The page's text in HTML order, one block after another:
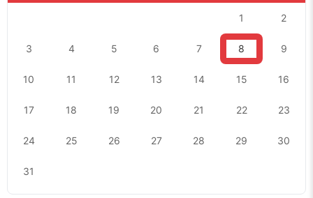
1 2
3 4 5 6 7 8 9
10 11 12 13 14 15 16
17 18 19 20 21 22 23
24 25 26 27 28 29 30
31